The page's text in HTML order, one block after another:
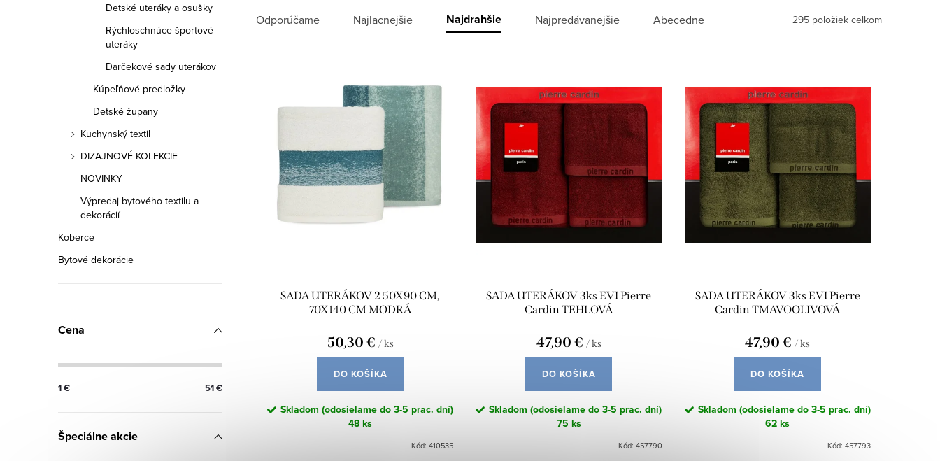
Detské uteráky a osušky
Rýchloschnúce športové
uteráky
Darčekové sady uterákov
Kúpeľňové predložky
Detské župany
Kuchynský textil
DIZAJNOVÉ KOLEKCIE
NOVINKY
Výpredaj bytového textilu a
dekorácií
Koberce
Bytové dekorácie
Cena
1€ 51€
Špeciálne akcie
R
o
Odporúčame Najlacnejšie Najdrahšie Najpredávanejšie Abecedne 295 položiek celkom
o
SADA UTERÁKOV 2 50X90 CM,
70X140 CM MODRÁ
50,30 € / ks
DO KOŠÍKA
Skladom (odosielame do 3-5 prac. dní)
48 ks
Kód:410535
SADA UTERÁKOV 3ks EVI Pierre
Cardin TEHLOVÁ
47,90 € / ks
DO KOŠÍKA
Skladom (odosielame do 3-5 prac. dní)
75 ks
Kód: 457790
SADA UTERÁKOV 3ks EVI Pierre
Cardin TMAVOOLIVOVÁ
47,90 €/ ks
DO KOŠÍKA
Skladom (odosielame do 3-5 prac. dní)
62 ks
Kód: 457793